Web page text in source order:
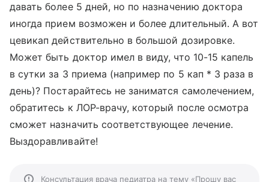
давать более 5 дней, но по назначению доктора
иногда прием возможен и более длительный. А вот
цевикап действительно в большой дозировке.
Может быть доктор имел в виду, что 10-15 капель
в сутки за 3 приема (например по 5 кап * 3 раза в
день)? Постарайтесь не заниматся самолечением,
обратитесь к ЛОР-врачу, который после осмотра
сможет назначить соответствующее лечение.
Выздоравливайте!
Консультация врача педиатра на тему «Прошу вас